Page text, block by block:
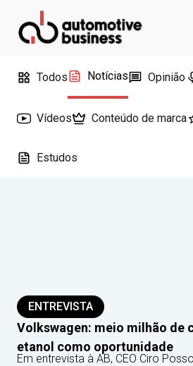
Todos Notícias Opinião
Vídeos Conteúdo de marca
Estudos
ENTREVISTA
Volkswagen: meio milhão de
etanol como oportunidade
Em entrevista à AB, CEO Ciro